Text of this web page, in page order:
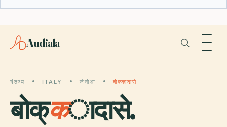
Audiala
गंतव्य ITALY जेनोआ बोक्कादासे
बोक्कादासे.